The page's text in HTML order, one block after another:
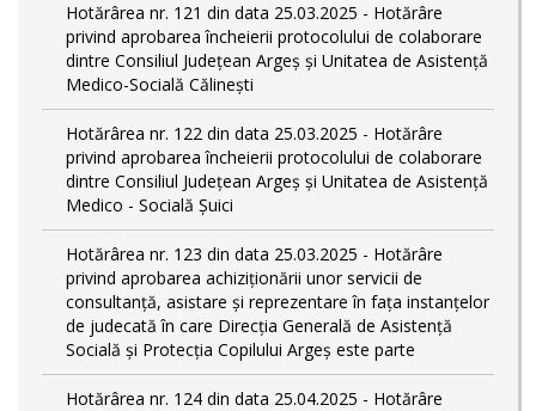
Hotărârea nr. 121 din data 25.03.2025 - Hotărâre
privind aprobarea încheierii protocolului de colaborare
dintre Consiliul Județean Argeș și Unitatea de Asistență
Medico-Socială Călinești
Hotărârea nr. 122 din data 25.03.2025 - Hotărâre
privind aprobarea încheierii protocolului de colaborare
dintre Consiliul Județean Argeș și Unitatea de Asistență
Medico - Socială Șuici
Hotărârea nr. 123 din data 25.03.2025 - Hotărâre
privind aprobarea achiziționării unor servicii de
consultanță, asistare și reprezentare în fața instanțelor
de judecată în care Direcția Generală de Asistență
Socială și Protecția Copilului Argeș este parte
Hotărârea nr. 124 din data 25.04.2025 - Hotărâre